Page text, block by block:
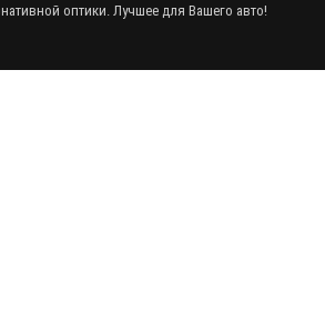
оптики. Лучшее для Вашего авто!